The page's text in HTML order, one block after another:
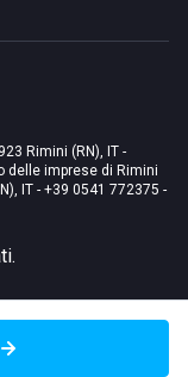
Rimini (RN), IT -
delle imprese di Rimini
IT - +39 0541 772375 -